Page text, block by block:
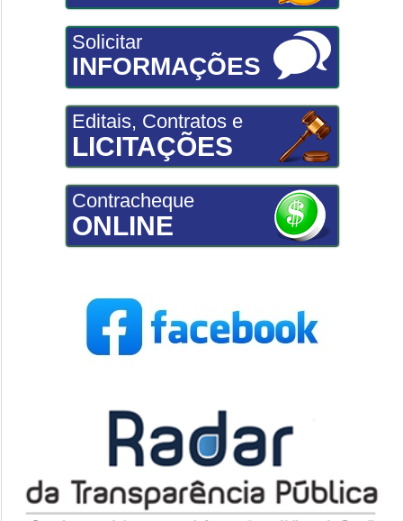
Solicitar
INFORMAÇÕES
Editais, Contratos e
LICITAÇÕES
Contracheque
ONLINE